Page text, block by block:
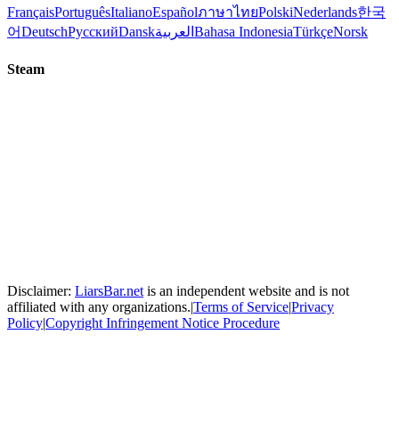
FrançaisPortuguêsItalianoEspañolภาษาไทยPolskiNederlands한국
어DeutschРусскийDanskالعربية Bahasa IndonesiaTürkçeNorsk
Steam
Disclaimer: LiarsBar.net is an independent website and is not
affiliated with any organizations.|Terms of Service|Privacy
Policy|Copyright Infringement Notice Procedure